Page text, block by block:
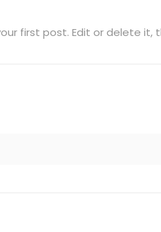
first post. Edit or delete it,